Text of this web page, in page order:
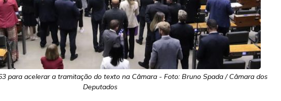
para acelerar a tramitação do texto na Câmara - Foto: Bruno Spada / Câmara dos
Deputados